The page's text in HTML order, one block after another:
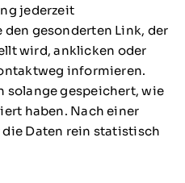
jederzeit
gesonderten Link, der
wird, anklicken oder
informieren.
solange gespeichert, wie
haben. Nach einer
Daten rein statistisch